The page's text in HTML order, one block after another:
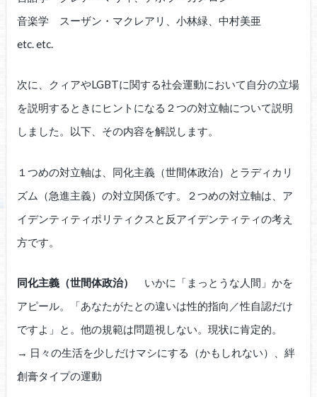
音楽学 スーザン・マクレアリ、小林緑、中村美亜
etc. etc.
次に、クィアやLGBTに関する社会運動において自分の立場
を説明するときにヒントになる２つの対立軸について説明
しました。以下、その内容を解説します。
１つめの対立軸は、同化主義（世間体政治）とラディカリ
ズム（急進主義）の対立関係です。２つめの対立軸は、ア
イデンティティポリティクスと反アイデンティティの考え
方です。
同化主義（世間体政治）
いかに「まっとうな人間」かを
アピール。「あなたがたとの違いは性的指向／性自認だけ
ですよ」と。他の規範は問題視しない。現状に肯定的。
→ 日々の生活を少しだけマシにする（かもしれない）、絆
創膏タイプの運動